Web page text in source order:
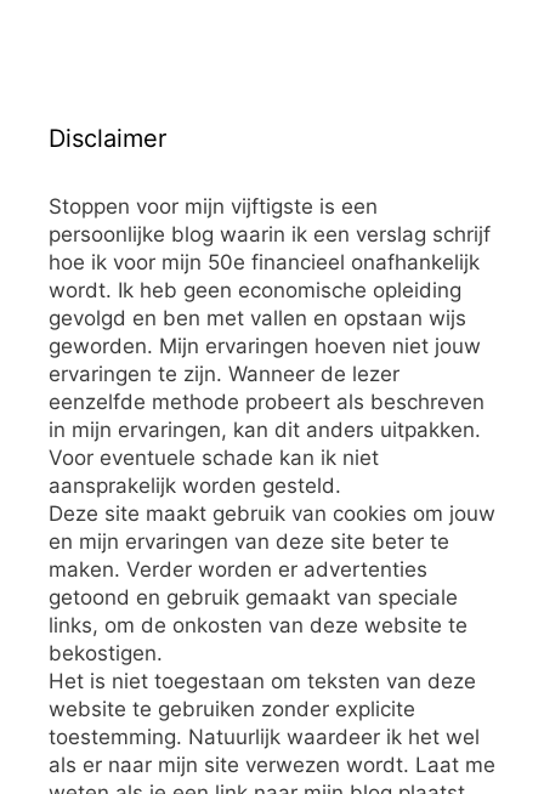
Disclaimer
Stoppen voor mijn vijftigste is een
persoonlijke blog waarin ik een verslag schrijf
hoe ik voor mijn 50e financieel onafhankelijk
wordt. Ik heb geen economische opleiding
gevolgd en ben met vallen en opstaan wijs
geworden. Mijn ervaringen hoeven niet jouw
ervaringen te zijn. Wanneer de lezer
eenzelfde methode probeert als beschreven
in mijn ervaringen, kan dit anders uitpakken.
Voor eventuele schade kan ik niet
aansprakelijk worden gesteld.
Deze site maakt gebruik van cookies om jouw
en mijn ervaringen van deze site beter te
maken. Verder worden er advertenties
getoond en gebruik gemaakt van speciale
links, om de onkosten van deze website te
bekostigen.
Het is niet toegestaan om teksten van deze
website te gebruiken zonder explicite
toestemming. Natuurlijk waardeer ik het wel
als er naar mijn site verwezen wordt. Laat me